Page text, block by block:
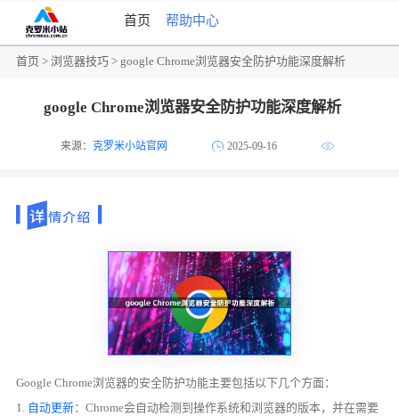
首页 帮助中心
首页 >浏览器技巧 > google Chrome浏览器安全防护功能深度解析
google Chrome浏览器安全防护功能深度解析
来源：克罗米小站官网 2025-09-16
Google Chrome浏览器的安全防护功能主要包括以下几个方面：
1. 自动更新：Chrome会自动检测到操作系统和浏览器的版本，并在需要